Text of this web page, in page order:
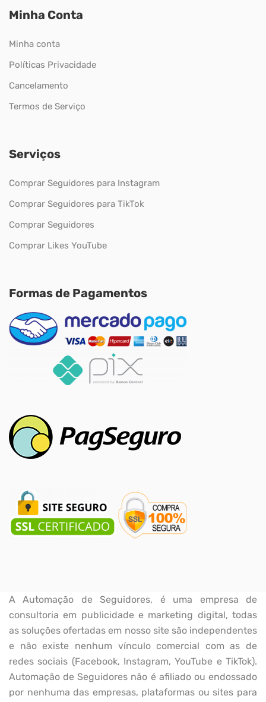
Minha Conta
Minha conta
Políticas Privacidade
Cancelamento
Termos de Serviço
Serviços
Comprar Seguidores para Instagram
Comprar Seguidores para TikTok
Comprar Seguidores
Comprar Likes YouTube
Formas de Pagamentos
A Automação de Seguidores, é uma empresa de
consultoria em publicidade e marketing digital, todas
as soluções ofertadas em nosso site são independentes
e não existe nenhum vínculo comercial com as de
redes sociais (Facebook, Instagram, YouTube e TikTok).
Automação de Seguidores não é afiliado ou endossado
por nenhuma das empresas, plataformas ou sites para